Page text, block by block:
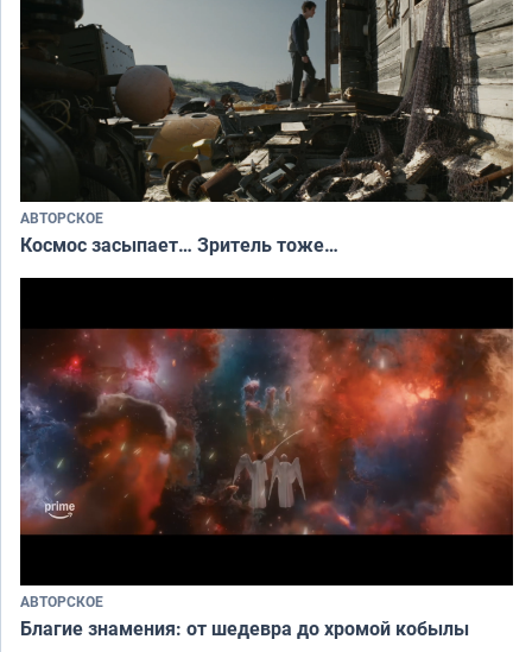
АВТОРСКОЕ
Космос засыпает… Зритель тоже…
АВТОРСКОЕ
Благие знамения: от шедевра до хромой кобылы